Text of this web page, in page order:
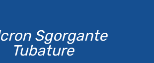
Sgorgante
Tubature